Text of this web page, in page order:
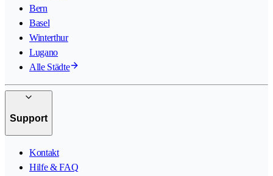
Bern
Basel
Winterthur
Lugano
Alle Städte
Support
Kontakt
Hilfe & FAQ